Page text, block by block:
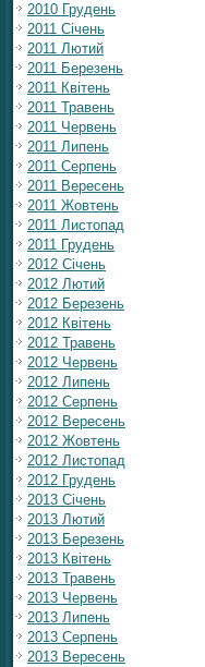
2010 Грудень
2011 Січень
2011 Лютий
2011 Березень
2011 Квітень
2011 Травень
2011 Червень
2011 Липень
2011 Серпень
2011 Вересень
2011 Жовтень
2011 Листопад
2011 Грудень
2012 Січень
2012 Лютий
2012 Березень
2012 Квітень
2012 Травень
2012 Червень
2012 Липень
2012 Серпень
2012 Вересень
2012 Жовтень
2012 Листопад
2012 Грудень
2013 Січень
2013 Лютий
2013 Березень
2013 Квітень
2013 Травень
2013 Червень
2013 Липень
2013 Серпень
2013 Вересень